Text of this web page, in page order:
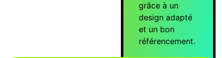
grâce à un
design adapté
et un bon
référencement.